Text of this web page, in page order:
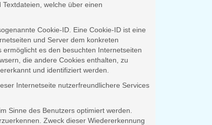
welche über einen
Cookie-ID. Eine Cookie-ID ist eine
und Server dem konkreten
es den besuchten Internetseiten
die andere Cookies enthalten, zu
und identifiziert werden.
Internetseite nutzerfreundlichere Services
Sinne des Benutzers optimiert werden.
Zweck dieser Wiedererkennung